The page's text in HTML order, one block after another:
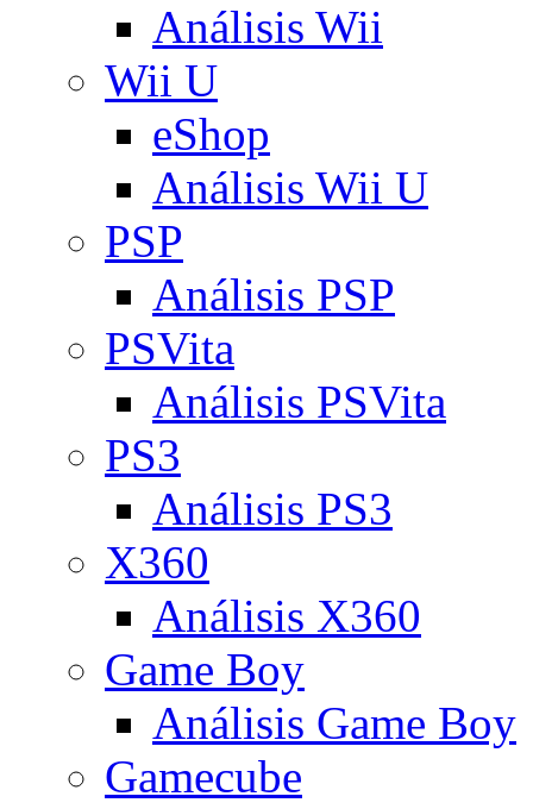
Análisis Wii
Wii U
eShop
Análisis Wii U
PSP
Análisis PSP
PSVita
Análisis PSVita
PS3
Análisis PS3
X360
Análisis X360
Game Boy
Análisis Game Boy
Gamecube